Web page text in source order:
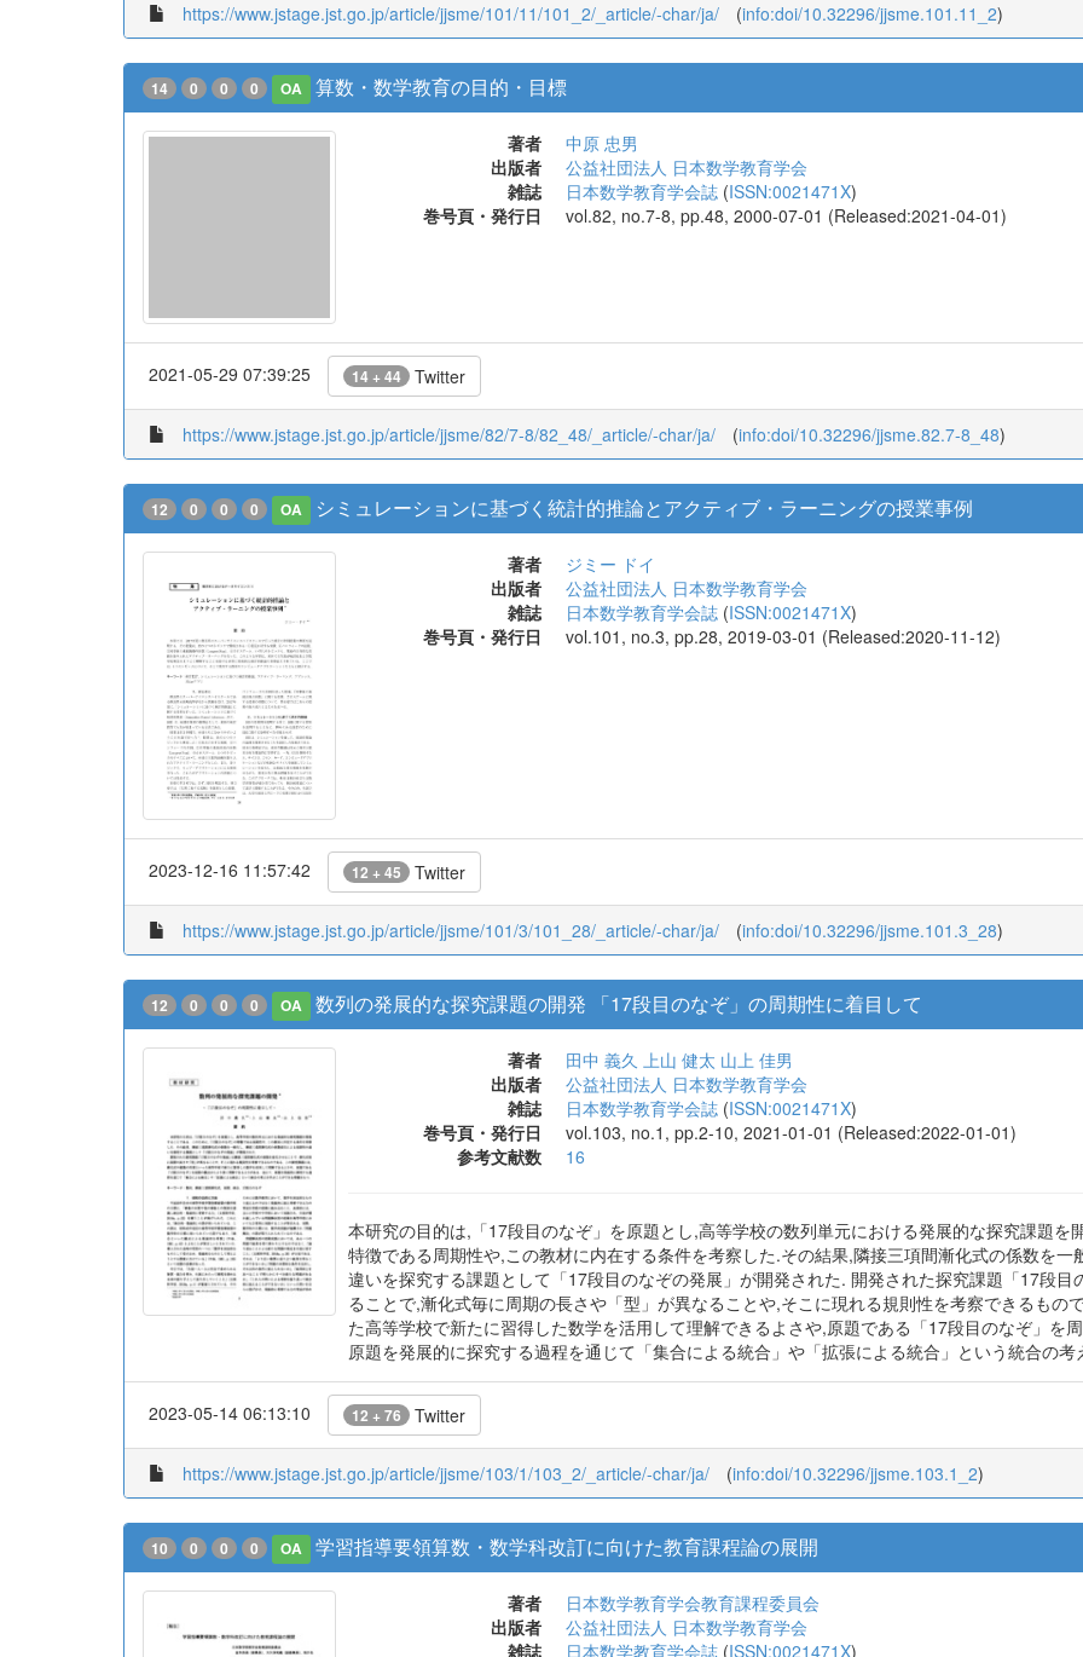
https://www.jstage.jst.go.jp/article/jjsme/101/11/101_2/_article/-char/ja/ (info:doi/10.32296/jjsme.101.11_2)
14 0 0 0 OA 算数・数学教育の目的・目標
著者
中原 忠男
出版者
公益社団法人 日本数学教育学会
雑誌
日本数学教育学会誌 (ISSN:0021471X)
巻号頁・発行日
vol.82, no.7-8, pp.48, 2000-07-01 (Released:2021-04-01)
2021-05-29 07:39:25 14 + 44 Twitter
https://www.jstage.jst.go.jp/article/jjsme/82/7-8/82_48/_article/-char/ja/ ( info:doi/10.32296/jjsme.82.7-8_48
0 0 0 シミュレーションに基づく統計的推論とアクティブ・ラーニングの授業事例
著者
ジミー ドイ
2023-12-16 11:57:42 12 + 45 Twitter
https://www.jstage.jst.go.jp/article/jjsme/101/3/101_28/_article/-char/ja/ ( info:doi/10.32296/jjsme.101.3_28
0 数列の発展的な探究課題の開発 「17段目のなぞ」の周期性に着目して
著者 田中 義久 上山 健太 山上 佳男
出版者
公益社団法人 日本数学教育学会
参考文献数
16
本研究の目的は,「17段目のなぞ」を原題とし,高等学校の数列単元における発展的な探究課題
特徴である周期性や,この教材に内在する条件を考察した.その結果,隣接三項間漸化式の係数を
違いを探究する課題として「17段目のなぞの発展」が開発された. 開発された探究課題「17段
ることで,漸化式毎に周期の長さや「型」が異なることや,そこに現れる規則性を考察できるもの
た高等学校で新たに習得した数学を活用して理解できるよさや,原題である「17段目のなぞ」を
原題を発展的に探究する過程を通じて「集合による統合」や「拡張による統合」という統合の
2023-05-14 06:13:10 12 + 76 Twitter
https://www.jstage.jst.go.jp/article/jjsme/103/1/103_2/_article/-char/ja/ (info:doi/10.32296/jjsme.103.1_2
10 学習指導要領算数・数学科改訂に向けた教育課程論の展開